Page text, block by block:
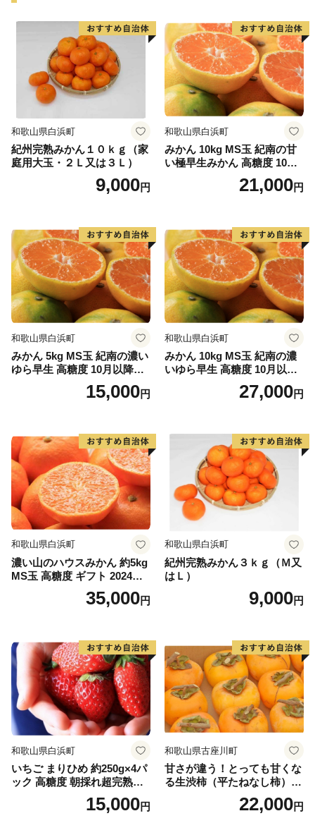
和歌山県白浜町
紀州完熟みかん１０ｋｇ（家
庭用大玉・２Ｌ又は３Ｌ）
9,000円
和歌山県白浜町
みかん 10kg MS玉 紀南の甘
い極早生みかん 高糖度 10月
以降発送 マルチ被覆栽培
21,000円
和歌山県白浜町
みかん 5kg MS玉 紀南の濃い
ゆら早生 高糖度 10月以降発
送 マルチ被覆栽培15,000円
和歌山県白浜町
みかん 10kg MS玉 紀南の濃
いゆら早生 高糖度 10月以降
発送 マルチ被覆栽培27,000円
和歌山県白浜町
濃い山のハウスみかん 約5kg
MS玉 高糖度 ギフト 2024年7
35,000円
和歌山県白浜町
紀州完熟みかん３ｋｇ（Ｍ又
はＬ）
9,000円
和歌山県白浜町
いちご まりひめ 約250g×4パ
ック 高糖度 朝採れ超完熟ま
りひめ 1月以降発送分
15,000円
和歌山県古座川町
甘さが違う！とっても甘くな
る生渋柿（平たねなし柿）吊
ップ付約4.5～5kg 約24～30
22,000円